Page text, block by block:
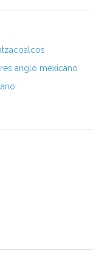
anglo mexicano